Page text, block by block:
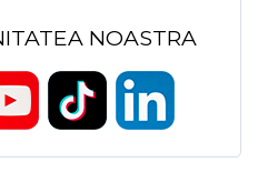
NOASTRA